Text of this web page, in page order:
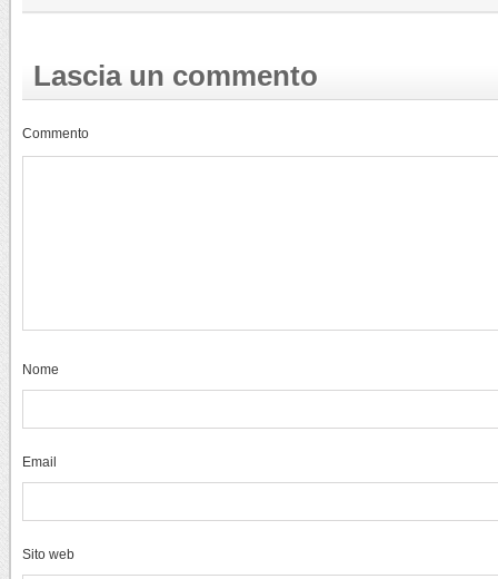
Lascia un commento
Commento
Nome
Email
Sito web